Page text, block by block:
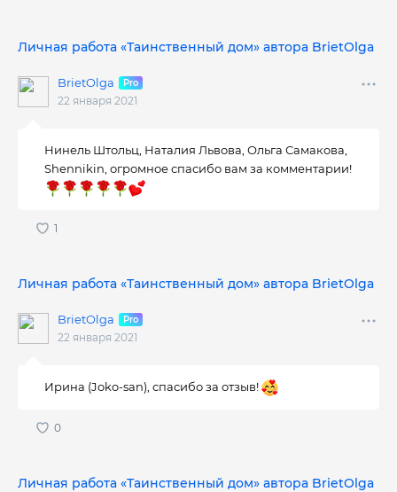
Личная работа «Таинственный дом» автора BrietOlga
BrietOlga
22 января 2021
Нинель Штольц, Наталия Львова, Ольга Самакова,
Shennikin, огромное спасибо вам за комментарии!
Личная работа «Таинственный дом» автора BrietOlga
BrietOlga
22 января 2021
Ирина (Joko-san), спасибо за отзыв!
Личная работа «Таинственный дом» автора BrietOlga